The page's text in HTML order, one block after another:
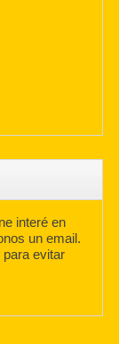
interé en
un email.
evitar